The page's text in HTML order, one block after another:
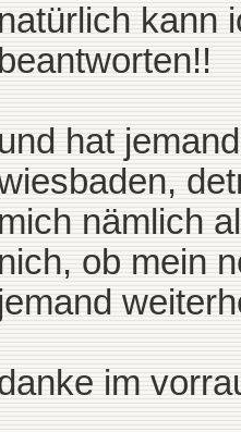
natürlich kann
beantworten!!
und hat
mich nämlich
nich, ob mein
jemand
im